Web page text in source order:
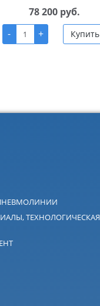
78 200 руб.
-
+ Купить
ТЕХНОЛОГИЧЕСКАЯ